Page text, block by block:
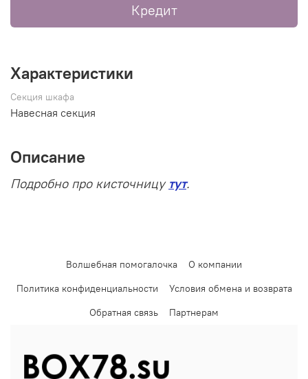
Кредит
Характеристики
Секция шкафа
Навесная секция
Описание
Подробно про кисточницу тут.
Волшебная помогалочка
О компании
Политика конфиденциальности
Условия обмена и возврата
Обратная связь
Партнерам